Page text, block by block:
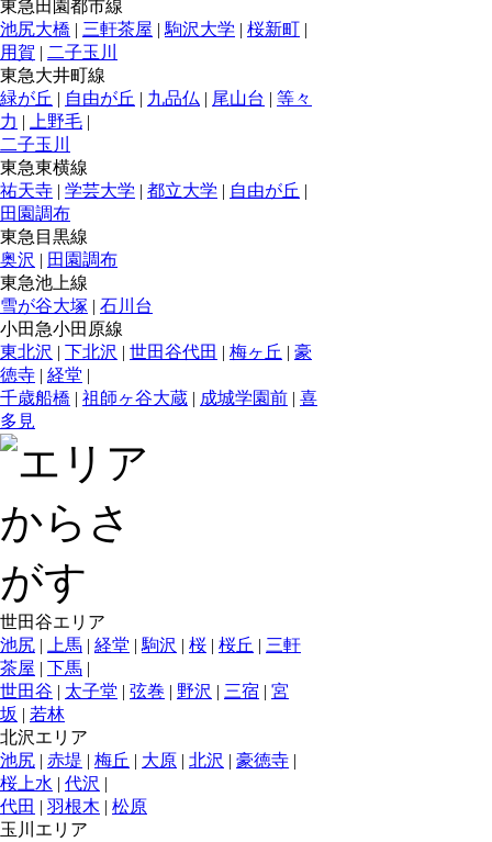
東急田園都市線
池尻大橋 | 三軒茶屋 | 駒沢大学 | 桜新町 |
用賀 | 二子玉川
東急大井町線
緑が丘 | 自由が丘 | 九品仏 | 尾山台 | 等々
力 | 上野毛 |
二子玉川
東急東横線
祐天寺 | 学芸大学 | 都立大学 | 自由が丘 |
田園調布
東急目黒線
奥沢 | 田園調布
東急池上線
雪が谷大塚 | 石川台
小田急小田原線
東北沢 | 下北沢 | 世田谷代田 | 梅ヶ丘 | 豪
徳寺 | 経堂 |
千歳船橋 | 祖師ヶ谷大蔵 | 成城学園前 | 喜
多見
世田谷エリア
池尻 | 上馬 | 経堂 | 駒沢 | 桜 | 桜丘 | 三軒
茶屋 | 下馬 |
世田谷 | 太子堂 | 弦巻 | 野沢 | 三宿 | 宮
坂 | 若林
北沢エリア
池尻 | 赤堤 | 梅丘 | 大原 | 北沢 | 豪徳寺 |
桜上水 | 代沢 |
代田 | 羽根木 | 松原
玉川エリア